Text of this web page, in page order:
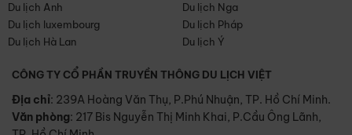
Du lịch Anh
Du lịch Nga
Du lịch luxembourg
Du lịch Pháp
Du lịch Hà Lan
Du lịch Ý
CÔNG TY CỔ PHẦN TRUYỀN THÔNG DU LỊCH VIỆT
Địa chỉ: 239A Hoàng Văn Thụ, P.Phú Nhuận, TP. Hồ Chí Minh.
Văn phòng: 217 Bis Nguyễn Thị Minh Khai, P.Cầu Ông Lãnh,